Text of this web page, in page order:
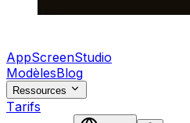
AppScreenStudio
ModèlesBlog
Ressources
Tarifs